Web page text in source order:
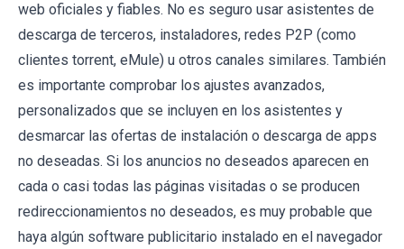
web oficiales y fiables. No es seguro usar asistentes de
descarga de terceros, instaladores, redes P2P (como
clientes torrent, eMule) u otros canales similares. También
es importante comprobar los ajustes avanzados,
personalizados que se incluyen en los asistentes y
desmarcar las ofertas de instalación o descarga de apps
no deseadas. Si los anuncios no deseados aparecen en
cada o casi todas las páginas visitadas o se producen
redireccionamientos no deseados, es muy probable que
haya algún software publicitario instalado en el navegador